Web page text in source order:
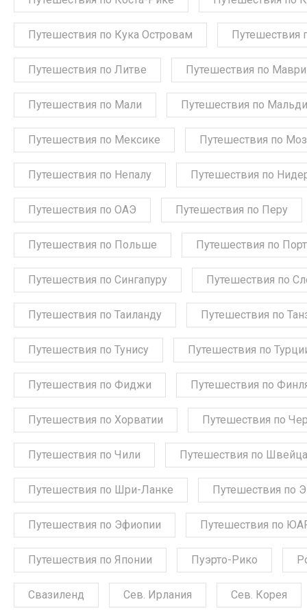
Путешествия по Кука Островам Путешествия
Путешествия по Литве Путешествия по
Путешествия по Мали Путешествия по
Путешествия по Мексике Путешествия по
Путешествия по Непалу Путешествия по
Путешествия по ОАЭ Путешествия по Перу
Путешествия по Польше Путешествия по
Путешествия по Сингапуру Путешествия по
Путешествия по Таиланду Путешествия по
Путешествия по Тунису Путешествия по
Путешествия по Фиджи Путешествия по
Путешествия по Хорватии Путешествия по
Путешествия по Чили Путешествия по
Путешествия по Шри-Ланке Путешествия по
Путешествия по Эфиопии Путешествия по
Путешествия по Японии Пуэрто-Рико
Свазиленд Сев. Ирлания Сев. Корея